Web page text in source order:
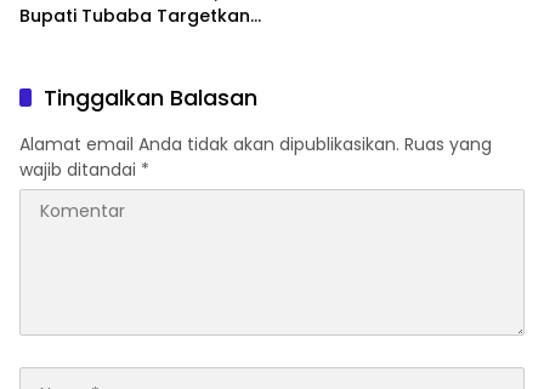
Bupati Tubaba Targetkan
Tinggalkan Balasan
Alamat email Anda tidak akan dipublikasikan. Ruas yang
wajib ditandai *